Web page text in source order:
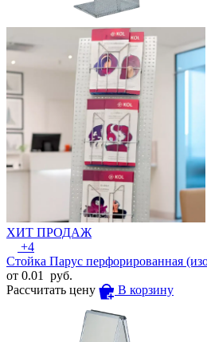
ХИТ ПРОДАЖ
+4
Стойка Парус перфорированная
от 0.01 руб.
Рассчитать цену
В корзину